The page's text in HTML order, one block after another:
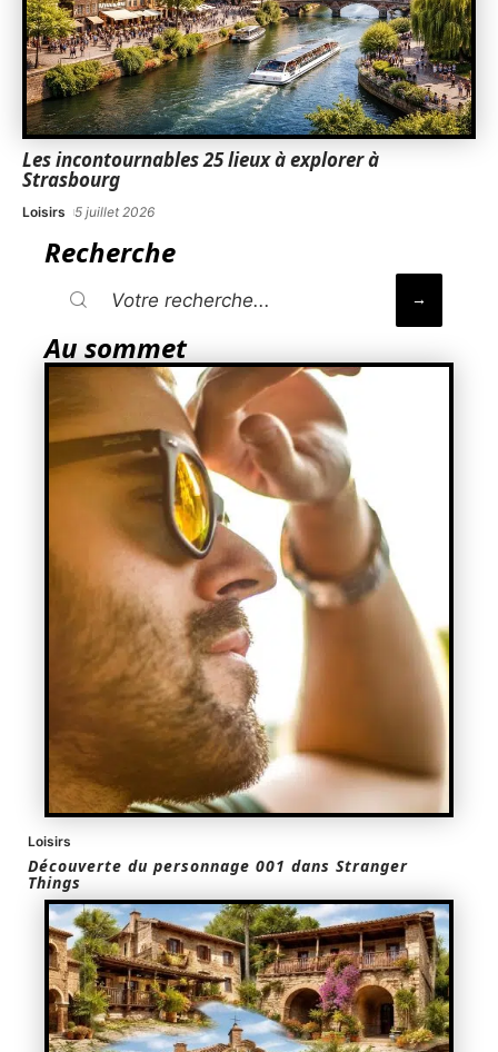
Les incontournables 25 lieux à explorer à
Strasbourg
Loisirs 5 juillet 2026
Recherche
Au sommet
Loisirs
Découverte du personnage 001 dans Stranger
Things